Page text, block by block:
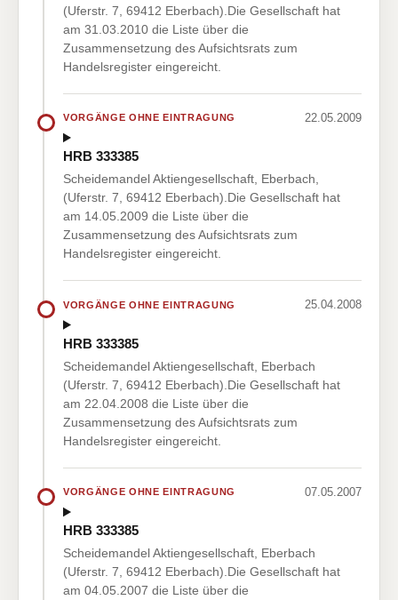
(Uferstr. 7, 69412 Eberbach).Die Gesellschaft hat
am 31.03.2010 die Liste über die
Zusammensetzung des Aufsichtsrats zum
Handelsregister eingereicht.
VORGÄNGE OHNE EINTRAGUNG 22.05.2009
HRB 333385
Scheidemandel Aktiengesellschaft, Eberbach,
(Uferstr. 7, 69412 Eberbach).Die Gesellschaft hat
am 14.05.2009 die Liste über die
Zusammensetzung des Aufsichtsrats zum
Handelsregister eingereicht.
VORGÄNGE OHNE EINTRAGUNG 25.04.2008
HRB 333385
Scheidemandel Aktiengesellschaft, Eberbach
(Uferstr. 7, 69412 Eberbach).Die Gesellschaft hat
am 22.04.2008 die Liste über die
Zusammensetzung des Aufsichtsrats zum
Handelsregister eingereicht.
VORGÄNGE OHNE EINTRAGUNG 07.05.2007
HRB 333385
Scheidemandel Aktiengesellschaft, Eberbach
(Uferstr. 7, 69412 Eberbach).Die Gesellschaft hat
am 04.05.2007 die Liste über die